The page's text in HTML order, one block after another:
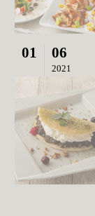
01 06
2021